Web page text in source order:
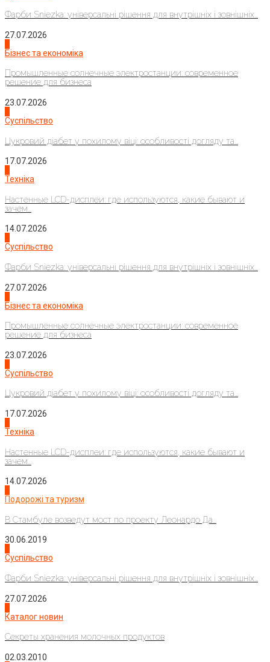
Фарби Sniezka: універсальні рішення для внутрішніх і зовнішніх...
27.07.2026
Бізнес та економіка
Промышленные солнечные электростанции: современное
решение для бизнеса
23.07.2026
Суспільство
Цукровий діабет у похилому віці: особливості догляду та...
17.07.2026
Техніка
Настенные LCD-дисплеи: где используются, какие бывают и
зачем...
14.07.2026
Суспільство
Фарби Sniezka: універсальні рішення для внутрішніх і зовнішніх...
27.07.2026
Бізнес та економіка
Промышленные солнечные электростанции: современное
решение для бизнеса
23.07.2026
Суспільство
Цукровий діабет у похилому віці: особливості догляду та...
17.07.2026
Техніка
Настенные LCD-дисплеи: где используются, какие бывают и
зачем...
14.07.2026
Подорожі та туризм
В Стамбуле возведут мост по проекту Леонардо Да...
30.06.2019
Суспільство
Фарби Sniezka: універсальні рішення для внутрішніх і зовнішніх...
27.07.2026
Каталог новин
Секреты хранения молочных продуктов
02.03.2010